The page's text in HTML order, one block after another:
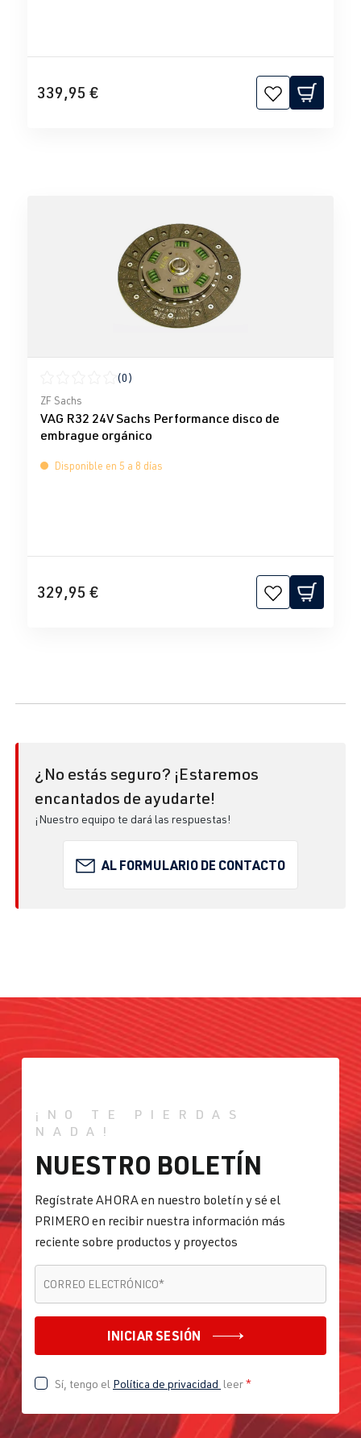
339,95 €
Calificación promedio de 0 de 5 estrellas
(0)
ZF Sachs
VAG R32 24V Sachs Performance disco de
embrague orgánico
Disponible en 5 a 8 días
329,95 €
¿No estás seguro? ¡Estaremos
encantados de ayudarte!
¡Nuestro equipo te dará las respuestas!
AL FORMULARIO DE CONTACTO
¡NO TE PIERDAS
NADA!
NUESTRO BOLETÍN
Regístrate AHORA en nuestro boletín y sé el
PRIMERO en recibir nuestra información más
reciente sobre productos y proyectos
CORREO ELECTRÓNICO*
INICIAR SESIÓN
Sí, tengo el Política de privacidad leer*